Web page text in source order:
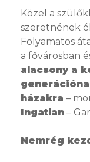
Közel a
szeretnének
Folyamatos
a fővárosban
alacsony a
házakra –
Ingatlan –
Nemrég